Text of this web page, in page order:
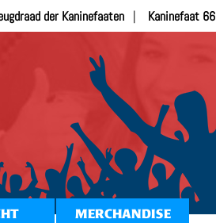
der Kaninefaaten Kaninefaat 66
MERCHANDISE